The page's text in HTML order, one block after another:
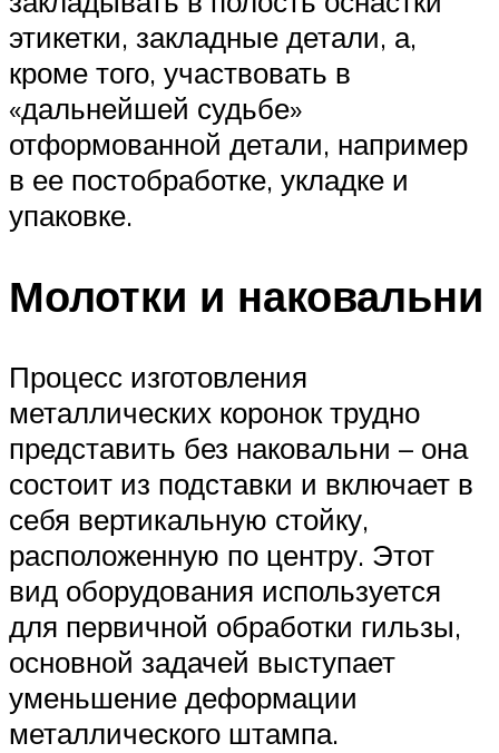
этикетки, закладные детали, а,
кроме того, участвовать в
«дальнейшей судьбе»
отформованной детали, например
в ее постобработке, укладке и
упаковке.
Молотки и наковальни
Процесс изготовления
металлических коронок трудно
представить без наковальни – она
состоит из подставки и включает в
себя вертикальную стойку,
расположенную по центру. Этот
вид оборудования используется
для первичной обработки гильзы,
основной задачей выступает
уменьшение деформации
металлического штампа.